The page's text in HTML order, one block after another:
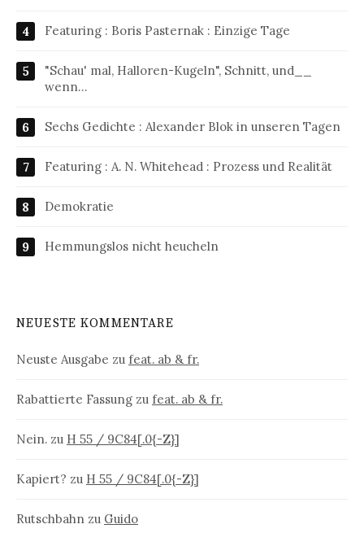
Featuring : Boris Pasternak : Einzige Tage
"Schau' mal, Halloren-Kugeln", Schnitt, und__
wenn…
Sechs Gedichte : Alexander Blok in unseren Tagen
Featuring : A. N. Whitehead : Prozess und Realität
Demokratie
Hemmungslos nicht heucheln
NEUESTE KOMMENTARE
Neuste Ausgabe zu feat. ab & fr.
Rabattierte Fassung zu feat. ab & fr.
Nein. zu H 55 / 9C84[.0{-Z}]
Kapiert? zu H 55 / 9C84[.0{-Z}]
Rutschbahn zu Guido